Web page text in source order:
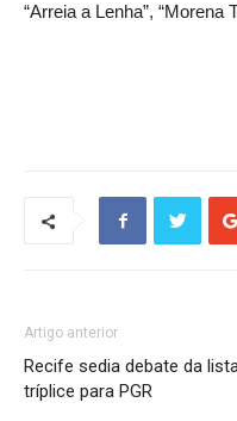
“Arreia a Lenha”, “Morena
Artigo anterior
Recife sedia debate da
tríplice para PGR